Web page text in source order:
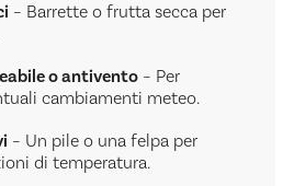
– Barrette o frutta secca per
o antivento– Per
cambiamenti meteo.
– Un pile o una felpa per
di temperatura.